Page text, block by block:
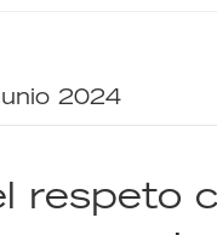
2024
respeto